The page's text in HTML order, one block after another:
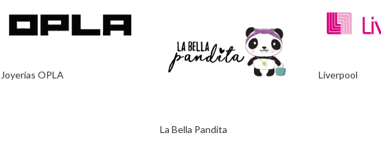
Joyerías OPLA
La Bella Pandita
Liverpool